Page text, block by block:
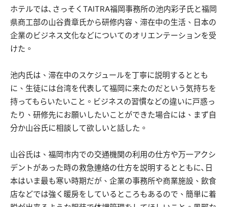
ホテルでは､さっそくTAITRA福岡事務所の池内彩子氏と福岡
県商工部の山谷貴章氏から研修内容、滞在中の生活、日本の
企業のビジネス文化などについてのオリエンテーションを受
けた。
池内氏は、滞在中のスケジュールを丁寧に説明するととも
に、生徒には台湾を代表して福岡に来たのだという気持ちを
持ってもらいたいこと。ビジネスの習慣などの違いに戸惑っ
たり、研修先にお願いしたいことができた場合には、まず自
分か山谷氏に相談して欲しいと話した。
山谷氏は、福岡市内での交通機関の利用の仕方や万一アクシ
デントがあった時の救急連絡の仕方を説明するとともに､日
本はいま最も寒い時期だが、企業の事務所や商業施設、飲食
店などでは強く暖房をしているところもあるので、簡単に着